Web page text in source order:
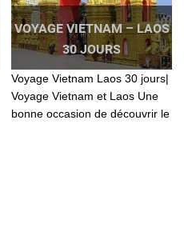
VOYAGE VIETNAM – LAOS
30 JOURS
Voyage Vietnam Laos 30 jours|
Voyage Vietnam et Laos Une
bonne occasion de découvrir le